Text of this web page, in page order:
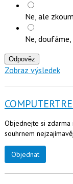
Ne, ale
Ne,
Odpověz
Zobraz výsledek
Objednejte si
souhrnem
Objednat